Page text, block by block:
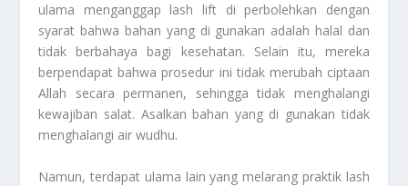
ulama menganggap lash lift di perbolehkan dengan
syarat bahwa bahan yang di gunakan adalah halal dan
tidak berbahaya bagi kesehatan. Selain itu, mereka
berpendapat bahwa prosedur ini tidak merubah ciptaan
Allah secara permanen, sehingga tidak menghalangi
kewajiban salat. Asalkan bahan yang di gunakan tidak
menghalangi air wudhu.
Namun, terdapat ulama lain yang melarang praktik lash